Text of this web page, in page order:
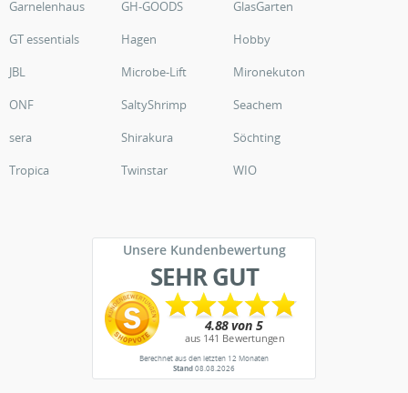
Garnelenhaus
GH-GOODS
GlasGarten
GT essentials
Hagen
Hobby
JBL
Microbe-Lift
Mironekuton
ONF
SaltyShrimp
Seachem
sera
Shirakura
Söchting
Tropica
Twinstar WIO
Unsere Kundenbewertung
SEHR GUT
Berechnet aus den letzten 12 Monaten
Stand08.08.2026